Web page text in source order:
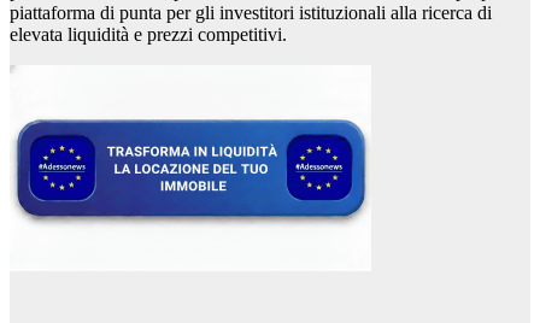
piattaforma di punta per gli investitori istituzionali alla ricerca di
elevata liquidità e prezzi competitivi.